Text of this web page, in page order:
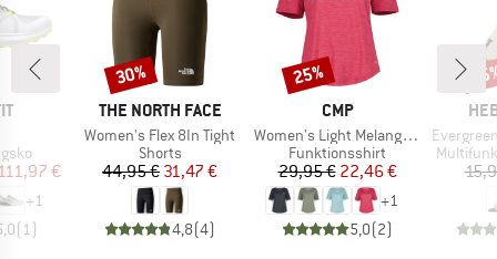
pris
€
+1
(1)
MÆRKE
THE NORTH FACE
Artikel
Women's Flex 8In Tight
Produktgruppe
Shorts
Pris
44,95 €Nedsat pris
31,47 €
4,8(4)
Rabat
30%
MÆRKE
CMP
Artikel
Women's Light Melange T-Shirt
Produktgruppe
Funktionsshirt
Pris
29,95 €Nedsat pris
22,46 €
+1
5,0(2)
Rabat
25%
Artikel
EvergreenHe.